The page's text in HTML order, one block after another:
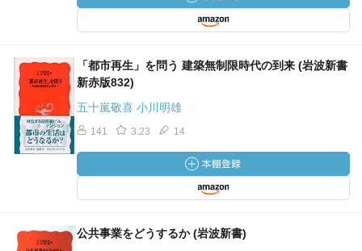
「都市再生」を問う 建築無制限時代の到来 (岩波新書
新赤版832)
五十嵐敬喜 小川明雄
141 3.23 14
公共事業をどうするか (岩波新書)